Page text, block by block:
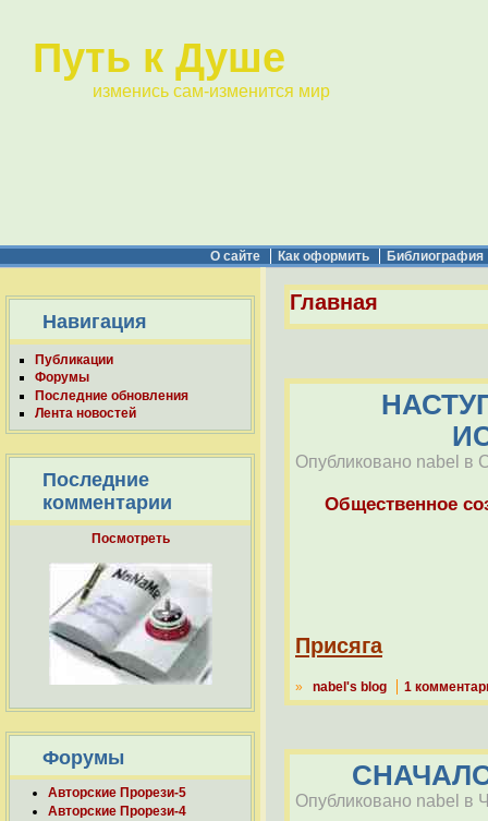
Путь к Душе
изменись сам-изменится мир
О сайте Как оформить Библиография
Навигация
Публикации
Форумы
Последние обновления
Лента новостей
Последние
комментарии
Посмотреть
Форумы
Авторские Прорези-5
Авторские Прорези-4
Главная
Опубликовано nabel в
Общественное
Присяга
» nabel's blog 1
Опубликовано nabel в